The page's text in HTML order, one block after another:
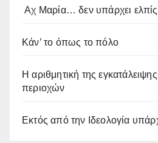
Αχ Μαρία… δεν υπάρχει
Κάν’ το όπως το πόλο
Η αριθμητική της
περιοχών
Εκτός από την Ιδεολογία